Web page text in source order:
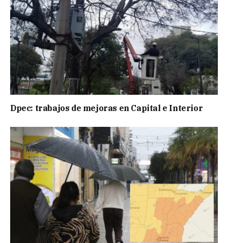
Dpec: trabajos de mejoras en Capital e Interior